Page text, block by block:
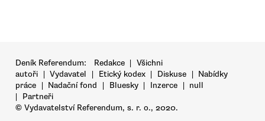
Deník Referendum: Redakce | Všichni
autoři | Vydavatel | Etický kodex | Diskuse | Nabídky
práce | Nadační fond | Bluesky | Inzerce | null
|
Partneři
© Vydavatelství Referendum, s. r. o., 2020.